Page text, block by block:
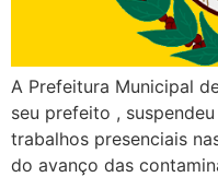
A Prefeitura Municipal
seu prefeito ,
trabalhos presenciais
do avanço das